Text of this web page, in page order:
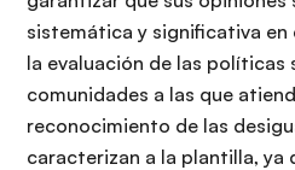
sistemática y significativa en
la evaluación de las políticas
comunidades a las que
reconocimiento de las
caracterizan a la plantilla, ya